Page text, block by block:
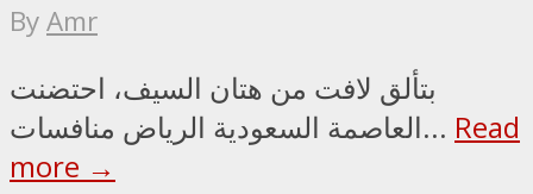
ByAmr
بتألق لافت من هتان السيف، احتضنت
العاصمة السعودية الرياض منافسات... Read
more →